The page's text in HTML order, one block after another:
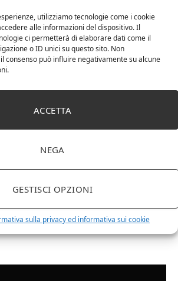
utilizziamo tecnologie come i cookie
alle informazioni del dispositivo. Il
ci permetterà di elaborare dati come il
o ID unici su questo sito. Non
consenso può influire negativamente su alcune
ACCETTA
NEGA
GESTISCI OPZIONI
sulla privacy ed informativa sui cookie
Fils – Chassagne Montrachet
Vino bianco